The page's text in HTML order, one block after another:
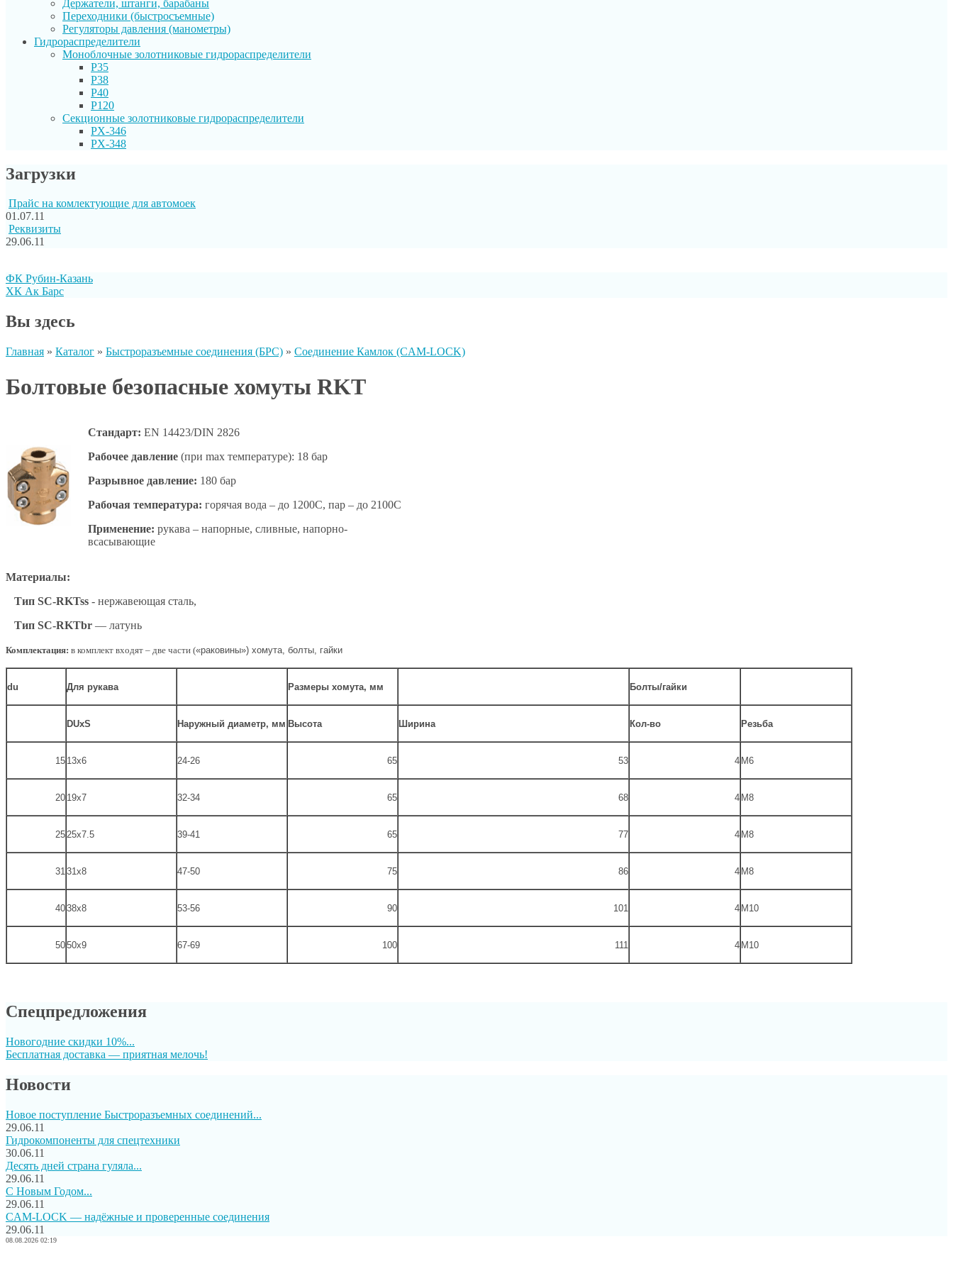
Держатели, штанги, барабаны
Переходники (быстросъемные)
Регуляторы давления (манометры)
Гидрораспределители
Моноблочные золотниковые гидрораспределители
P35
P38
P40
P120
Секционные золотниковые гидрораспределители
PX-346
PX-348
Загрузки
Прайс на комлектующие для автомоек
01.07.11
Реквизиты
29.06.11
ФК Рубин-Казань
ХК Ак Барс
Вы здесь
Главная » Каталог » Быстроразъемные соединения (БРС) » Соединение Камлок (CAM-LOCK)
Болтовые безопасные хомуты RKT
Стандарт: EN 14423/DIN 2826
Рабочее давление (при max температуре): 18 бар
Разрывное давление: 180 бар
Рабочая температура: горячая вода – до 1200С, пар – до 2100С
Применение: рукава – напорные, сливные, напорно-
всасывающие
Материалы:
Тип SC-RKTss - нержавеющая сталь,
Тип SC-RKTbr — латунь
Комплектация: в комплект входят – две части («раковины») хомута, болты, гайки
du Для рукава Размеры хомута, мм Болты/гайки
DUхS Наружный диаметр, мм Высота Ширина Кол-во Резьба
15 13х6 24-26 65 53 4 M6
20 19х7 32-34 65 68 4 M8
2525х7.5 39-41 65 77 4 M8
3131х8 47-50 75 86 4 M8
4038х8 53-56 90 101 4 M10
5050х9 67-69 100 111 4 M10
Спецпредложения
Новогодние скидки 10%...
Бесплатная доставка — приятная мелочь!
Новости
Новое поступление Быстроразъемных соединений...
29.06.11
Гидрокомпоненты для спецтехники
30.06.11
Десять дней страна гуляла...
29.06.11
C Новым Годом...
29.06.11
CAM-LOCK — надёжные и проверенные соединения
29.06.11
08.08.2026 02:19